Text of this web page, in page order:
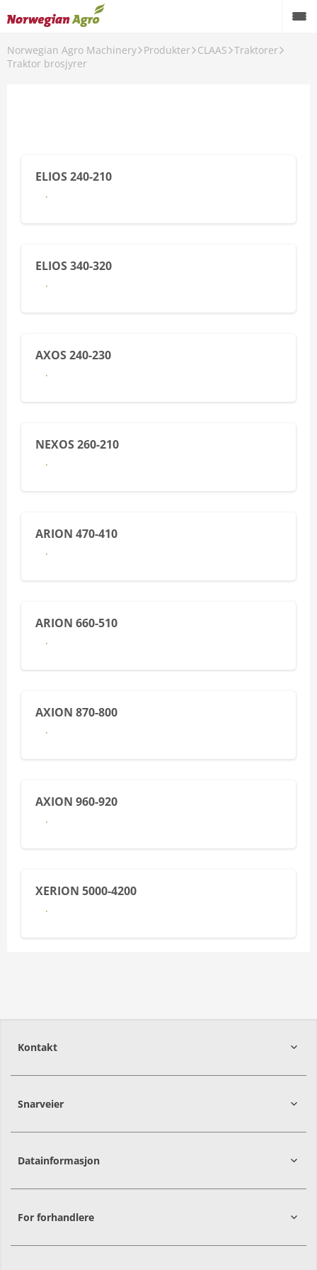
Norwegian Agro Machinery Produkter CLAAS Traktorer
Traktor brosjyrer
ELIOS 240-210
Last ned brosjyre her (dansk)
ELIOS 340-320
Last ned brosjyre her
AXOS 240-230
Last ned brosjyre her
NEXOS 260-210
Last ned brosjyre her
ARION 470-410
Last ned brosjyre her
ARION 660-510
Last ned brosjyre her
AXION 870-800
Last ned brosjyre her
AXION 960-920
Last ned brosjyre her
XERION 5000-4200
Last ned brosjyre her
Kontakt
Snarveier
Datainformasjon
For forhandlere
Produkter
Aktuelt